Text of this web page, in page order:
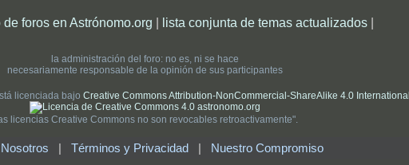
foros en Astrónomo.org | lista conjunta de temas actualizados |
la administración del foro: no es, ni se hace
necesariamente responsable de la opinión de sus participantes
licenciada bajo Creative Commons Attribution-NonCommercial-ShareAlike 4.0 International
licencias Creative Commons no son revocables retroactivamente".
Términos y Privacidad Nuestro Compromiso